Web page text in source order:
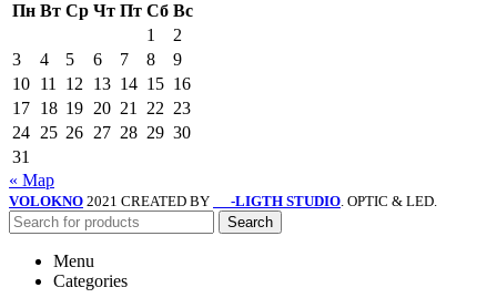
Пн Вт Ср Чт Пт Сб Вс
1
2
3
4 5 6 7 8
9
10 11 12 13 14 15 16
17 18 19 20 21 22 23
24 25 26 27 28 29 30
31
« Мар
VOLOKNO 2021 CREATED BY -LIGTH STUDIO. OPTIC & LED.
Search
Menu
Categories